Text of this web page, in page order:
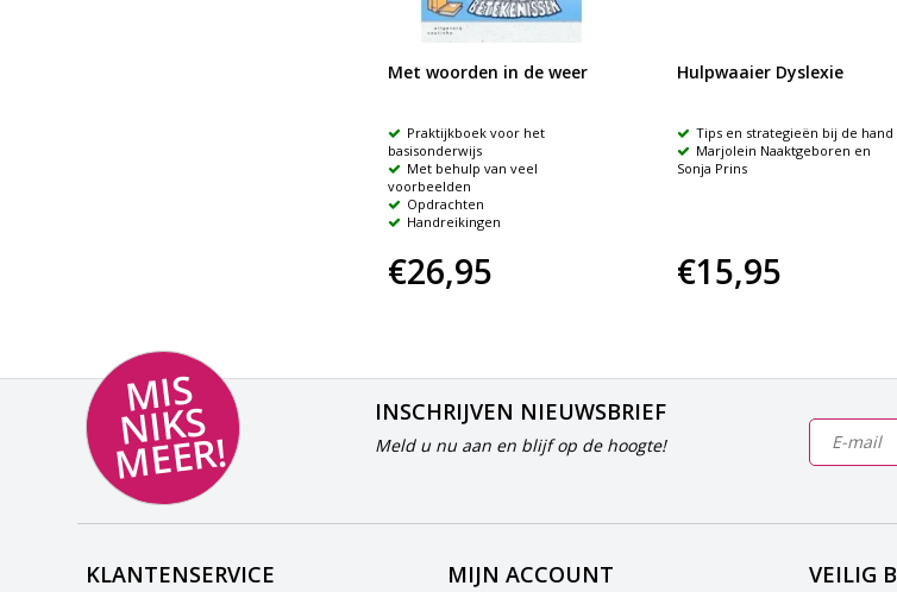
Met woorden in de weer
Praktijkboek voor het
basisonderwijs
Met behulp van veel
voorbeelden
Opdrachten
Handreikingen
€26,95
Hulpwaaier Dyslexie
Tips en strategieën bij de hand
Marjolein Naaktgeboren en
Sonja Prins
€15,95
MI
S
NI
K
S
M
E
E
R!
INSCHRIJVEN NIEUWSBRIEF
Meld u nu aan en blijf op de hoogte!
KLANTENSERVICE MIJN ACCOUNT VEILIG